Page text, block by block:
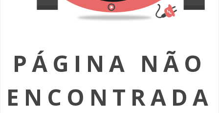
SOMOS TODOS EUROPEUS
AMADORA LIGA À RESILIÊNCIA
(RE) PENSAMENTOS
PÁGINA NÃO
ENCONTRADA